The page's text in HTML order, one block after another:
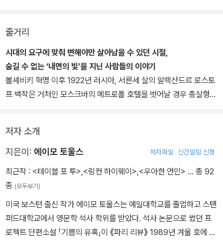
줄거리
시대의 요구에 맞춰 변해야만 살아남을 수 있던 시절,
숨길 수 없는 ‘내면의 빛’을 지닌 사람들의 이야기
볼셰비키 혁명 이후 1922년 러시아, 서른세 살의 알렉산드르 로스토
프 백작은 거처인 모스크바의 메트로폴 호텔을 벗어날 경우 총살형에
야 하는 ‘인민의 시대’. 혁명에 동조하는 시를 쓴 과거의 공을 인정받
아 시대의 소용돌이 속에서 간신히 목숨을 건진 백작은 그동안 지내
특혜를 몰수당한다. 그러나 시대의 구석진 자리로 밀려난 ‘추방자’인
백작은 절망하거나 환경에 굴복하지 않고 주위에서 일어나는 일들을
세심하게 관찰하며 적응해나간다. 그동안 갈고닦은 취향과 풍부한 교
양, 유머와 재치로 무장한 그에게 메트로폴 호텔은 새 삶을 개척해나
갈 광활한 영토와도 같다.
저자 소개
지은이: 에이모 토울스 저자파일 신간알림 신청
최근작 : <테이블 포 투> <링컨 하이웨이> <우아한 연인> … 총 92
종 (모두보기)
미국 보스턴 출신 작가 에이모 토울스는 예일대학교를 졸업하고 스탠
퍼드대학교에서 영문학 석사 학위를 받았다. 석사 논문으로 썼던 프
로젝트 단편소설 「기쁨의 유혹」이 《파리 리뷰》 1989년 겨울 호에 실